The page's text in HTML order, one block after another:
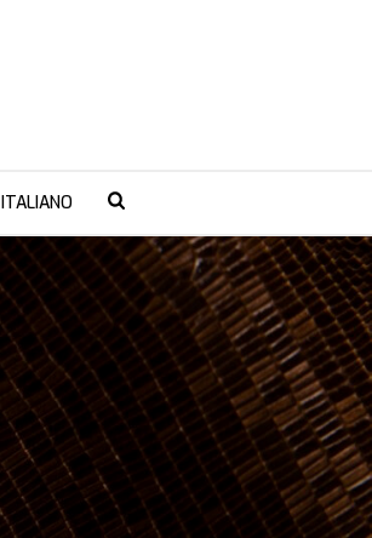
ITALIANO